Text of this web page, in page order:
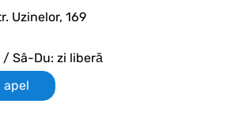
Uzinelor, 169
/ Sâ-Du: zi liberă
apel